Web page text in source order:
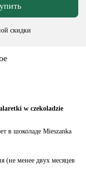
скидки
w czekoladzie
в шоколаде Mieszanka
(не менее двух месяцев